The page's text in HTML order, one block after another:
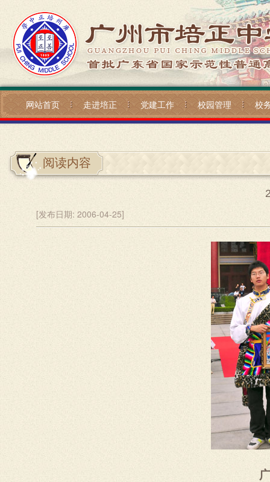
网站首页 走进培正 党建工作 校园管理 校
阅读内容
[发布日期: 2006-04-25]